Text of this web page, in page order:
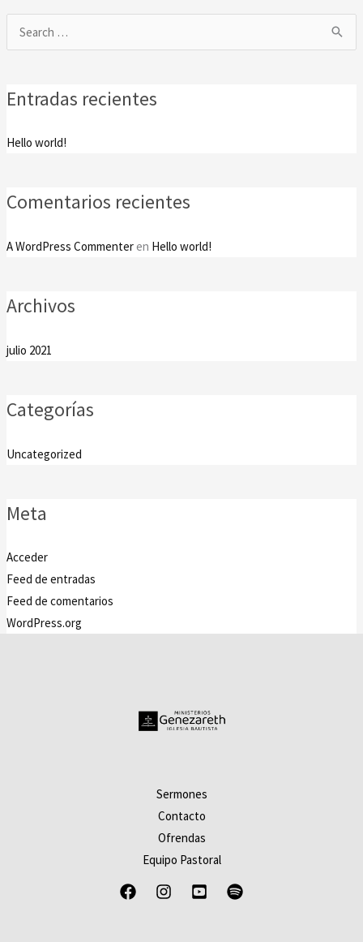
Buscar
Entradas recientes
Hello world!
Comentarios recientes
A WordPress Commenter en Hello world!
Archivos
julio 2021
Categorías
Uncategorized
Meta
Acceder
Feed de entradas
Feed de comentarios
WordPress.org
Sermones
Contacto
Ofrendas
Equipo Pastoral